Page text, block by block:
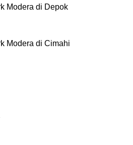
Modera di Depok
Modera di Cimahi